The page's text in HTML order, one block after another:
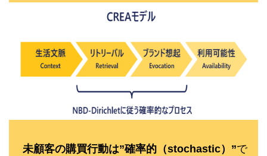
未顧客の購買行動は”確率的（stochastic）”で